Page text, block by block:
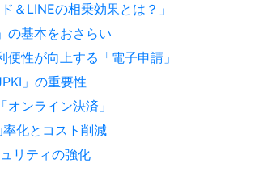
＆LINEの相乗効果とは？」
基本をおさらい
性が向上する「電子申請」
」の重要性
ンライン決済」
化とコスト削減
リティの強化